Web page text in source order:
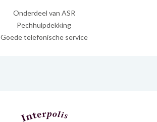
Onderdeel van ASR
Pechhulpdekking
Goede telefonische service